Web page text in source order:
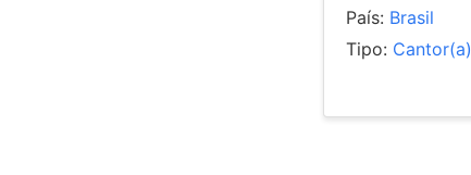
País: Brasil
Tipo: Cantor(a)